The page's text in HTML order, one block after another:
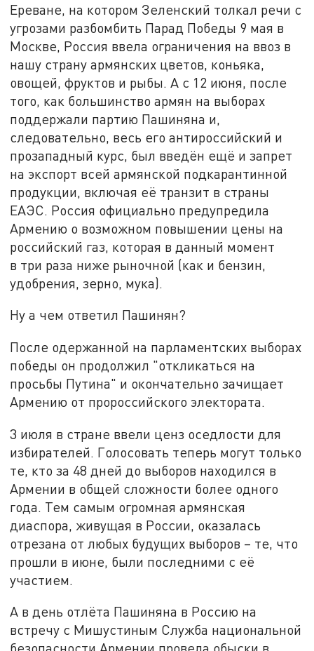
Ереване, на котором Зеленский толкал речи с
угрозами разбомбить Парад Победы 9 мая в
Москве, Россия ввела ограничения на ввоз в
нашу страну армянских цветов, коньяка,
овощей, фруктов и рыбы. А с 12 июня, после
того, как большинство армян на выборах
поддержали партию Пашиняна и,
следовательно, весь его антироссийский и
прозападный курс, был введён ещё и запрет
на экспорт всей армянской подкарантинной
продукции, включая её транзит в страны
ЕАЭС. Россия официально предупредила
Армению о возможном повышении цены на
российский газ, которая в данный момент
в три раза ниже рыночной (как и бензин,
удобрения, зерно, мука).
Ну а чем ответил Пашинян?
После одержанной на парламентских выборах
победы он продолжил "откликаться на
просьбы Путина" и окончательно зачищает
Армению от пророссийского электората.
3 июля в стране ввели ценз оседлости для
избирателей. Голосовать теперь могут только
те, кто за 48 дней до выборов находился в
Армении в общей сложности более одного
года. Тем самым огромная армянская
диаспора, живущая в России, оказалась
отрезана от любых будущих выборов – те, что
прошли в июне, были последними с её
участием.
А в день отлёта Пашиняна в Россию на
встречу с Мишустиным Служба национальной